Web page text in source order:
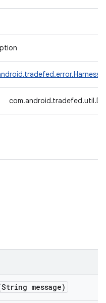
message)